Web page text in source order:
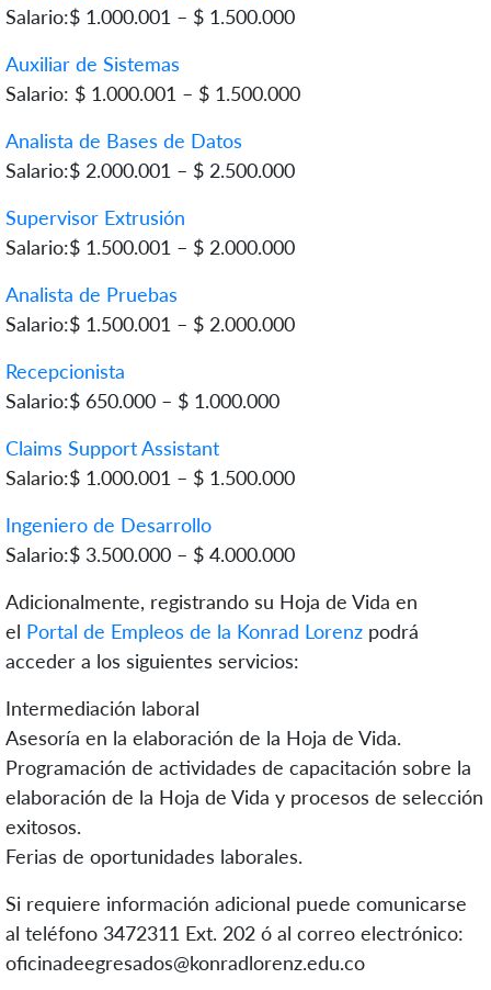
Salario:$ 1.000.001 – $ 1.500.000
Auxiliar de Sistemas
Salario: $ 1.000.001 – $ 1.500.000
Analista de Bases de Datos
Salario:$ 2.000.001 – $ 2.500.000
Supervisor Extrusión
Salario:$ 1.500.001 – $ 2.000.000
Analista de Pruebas
Salario:$ 1.500.001 – $ 2.000.000
Recepcionista
Salario:$ 650.000 – $ 1.000.000
Claims Support Assistant
Salario:$ 1.000.001 – $ 1.500.000
Ingeniero de Desarrollo
Salario:$ 3.500.000 – $ 4.000.000
Adicionalmente, registrando su Hoja de Vida en
el Portal de Empleos de la Konrad Lorenz podrá
acceder a los siguientes servicios:
Intermediación laboral
Asesoría en la elaboración de la Hoja de Vida.
Programación de actividades de capacitación sobre la
elaboración de la Hoja de Vida y procesos de selección
exitosos.
Ferias de oportunidades laborales.
Si requiere información adicional puede comunicarse
al teléfono 3472311 Ext. 202 ó al correo electrónico:
oficinadeegresados@konradlorenz.edu.co